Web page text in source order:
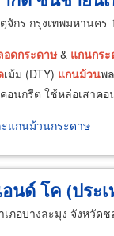
จักร กรุงเทพมหานคร
อดกระดาษ & แกนกร
เม้ม (DTY) แกนม้วนพ
อนกรีต ใช้หล่อเสาคอ
แกนม้วนกระดาษ
นด์ โค (ประ
เภอบางละมุง จังหวัด